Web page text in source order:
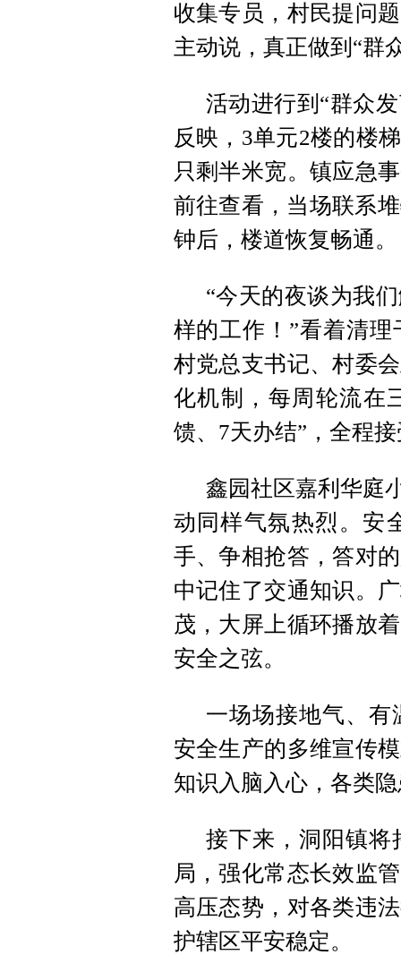
收集专员，村民提问
主动说，真正做到“群
活动进行到“群众
反映，3单元2楼的楼
只剩半米宽。镇应急
前往查看，当场联系
钟后，楼道恢复畅通。
“今天的夜谈为我
样的工作！”看着清
村党总支书记、村委
化机制，每周轮流在
馈、7天办结”，全程
鑫园社区嘉利华庭
动同样气氛热烈。安
手、争相抢答，答对
中记住了交通知识。
茂，大屏上循环播放
安全之弦。
一场场接地气、
安全生产的多维宣传
知识入脑入心，各类
接下来，洞阳镇将
局，强化常态长效监
高压态势，对各类违
护辖区平安稳定。